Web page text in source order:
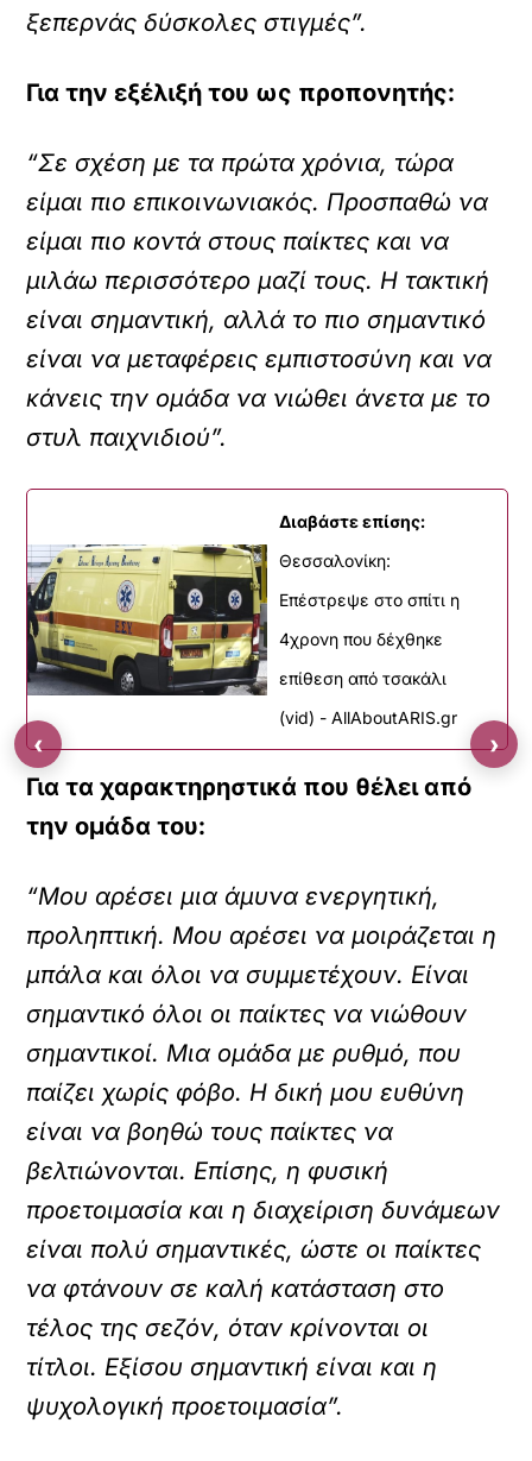
ξεπερνάς δύσκολες στιγμές”.
Για την εξέλιξή του ως προπονητής:
“Σε σχέση με τα πρώτα χρόνια, τώρα
είμαι πιο επικοινωνιακός. Προσπαθώ να
είμαι πιο κοντά στους παίκτες και να
μιλάω περισσότερο μαζί τους. Η τακτική
είναι σημαντική, αλλά το πιο σημαντικό
είναι να μεταφέρεις εμπιστοσύνη και να
κάνεις την ομάδα να νιώθει άνετα με το
στυλ παιχνιδιού”.
Διαβάστε επίσης:
Θεσσαλονίκη:
Επέστρεψε στο σπίτι η
4χρονη που δέχθηκε
επίθεση από τσακάλι
(vid) - AllAboutARIS.gr
Για τα χαρακτηρηστικά που θέλει από
την ομάδα του:
“Μου αρέσει μια άμυνα ενεργητική,
προληπτική. Μου αρέσει να μοιράζεται η
μπάλα και όλοι να συμμετέχουν. Είναι
σημαντικό όλοι οι παίκτες να νιώθουν
σημαντικοί. Μια ομάδα με ρυθμό, που
παίζει χωρίς φόβο. Η δική μου ευθύνη
είναι να βοηθώ τους παίκτες να
βελτιώνονται. Επίσης, η φυσική
προετοιμασία και η διαχείριση δυνάμεων
είναι πολύ σημαντικές, ώστε οι παίκτες
να φτάνουν σε καλή κατάσταση στο
τέλος της σεζόν, όταν κρίνονται οι
τίτλοι. Εξίσου σημαντική είναι και η
ψυχολογική προετοιμασία”.
‹ ›